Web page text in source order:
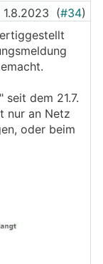
1.8.2023 (#34)
seit dem 21.7.
nur an Netz
oder beim